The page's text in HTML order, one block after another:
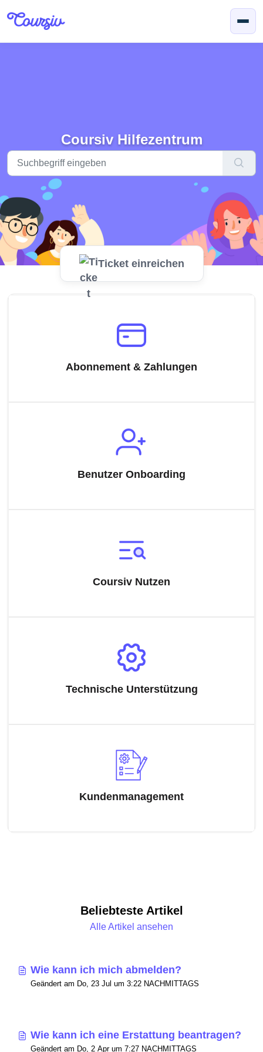
Coursiv Hilfezentrum
Ticket einreichen
Abonnement & Zahlungen
Benutzer Onboarding
Coursiv Nutzen
Technische Unterstützung
Kundenmanagement
Beliebteste Artikel
Alle Artikel ansehen
Wie kann ich mich abmelden?
Geändert am Do, 23 Jul um 3:22 NACHMITTAGS
Wie kann ich eine Erstattung beantragen?
Geändert am Do, 2 Apr um 7:27 NACHMITTAGS